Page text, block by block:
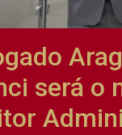
será o